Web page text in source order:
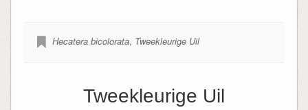
Hecatera bicolorata, Tweekleurige Uil
Tweekleurige Uil